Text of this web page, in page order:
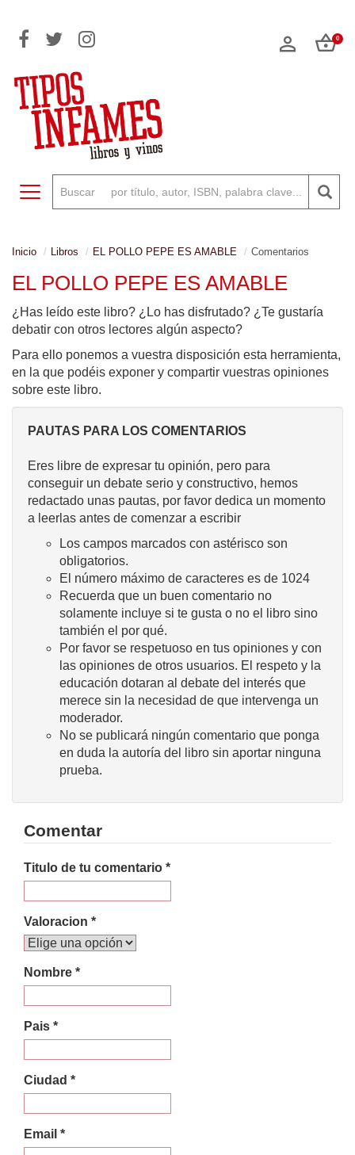
0
Toggle navigation
Inicio Libros EL POLLO PEPE ES AMABLE Comentarios
EL POLLO PEPE ES AMABLE
¿Has leído este libro? ¿Lo has disfrutado? ¿Te gustaría
debatir con otros lectores algún aspecto?
Para ello ponemos a vuestra disposición esta herramienta,
en la que podéis exponer y compartir vuestras opiniones
sobre este libro.
PAUTAS PARA LOS COMENTARIOS
Eres libre de expresar tu opinión, pero para
conseguir un debate serio y constructivo, hemos
redactado unas pautas, por favor dedica un momento
a leerlas antes de comenzar a escribir
Los campos marcados con astérisco son
obligatorios.
El número máximo de caracteres es de 1024
Recuerda que un buen comentario no
solamente incluye si te gusta o no el libro sino
también el por qué.
Por favor se respetuoso en tus opiniones y con
las opiniones de otros usuarios. El respeto y la
educación dotaran al debate del interés que
merece sin la necesidad de que intervenga un
moderador.
No se publicará ningún comentario que ponga
en duda la autoría del libro sin aportar ninguna
prueba.
Comentar
Titulo de tu comentario *
Valoracion *
Nombre *
Pais *
Ciudad *
Email *